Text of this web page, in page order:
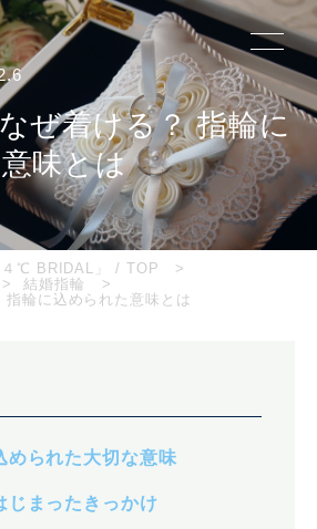
ぜ着ける？ 指輪に
味とは
４℃ BRIDAL」 / TOP
結婚指輪
輪に込められた意味とは
められた大切な意味
じまったきっかけ